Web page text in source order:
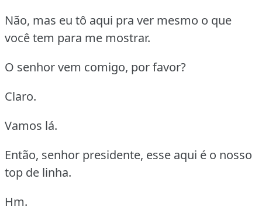
Não, mas eu tô aqui pra ver mesmo o que
você tem para me mostrar.
O senhor vem comigo, por favor?
Claro.
Vamos lá.
Então, senhor presidente, esse aqui é o nosso
top de linha.
Hm.